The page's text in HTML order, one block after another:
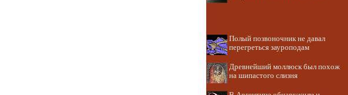
Полый позвоночник не давал
перегреться зауроподам
Древнейший моллюск был похож
на шипастого слизня